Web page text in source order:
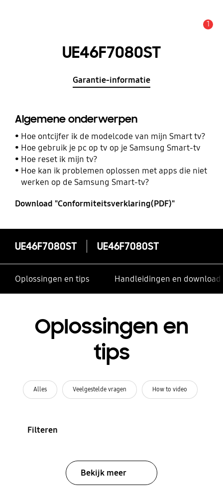
1
UE46F7080ST
Garantie-informatie
Algemene onderwerpen
Hoe ontcijfer ik de modelcode van mijn Smart tv?
Hoe gebruik je pc op tv op je Samsung Smart-tv
Hoe reset ik mijn tv?
Hoe kan ik problemen oplossen met apps die niet
werken op de Samsung Smart-tv?
Download "Conformiteitsverklaring(PDF)"
UE46F7080ST UE46F7080ST
Oplossingen en tips Handleidingen en
Oplossingen en
tips
Alles Veelgestelde vragen How to video
Filteren
Bekijk meer